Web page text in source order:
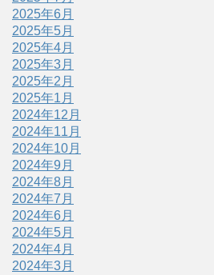
2025年6月
2025年5月
2025年4月
2025年3月
2025年2月
2025年1月
2024年12月
2024年11月
2024年10月
2024年9月
2024年8月
2024年7月
2024年6月
2024年5月
2024年4月
2024年3月